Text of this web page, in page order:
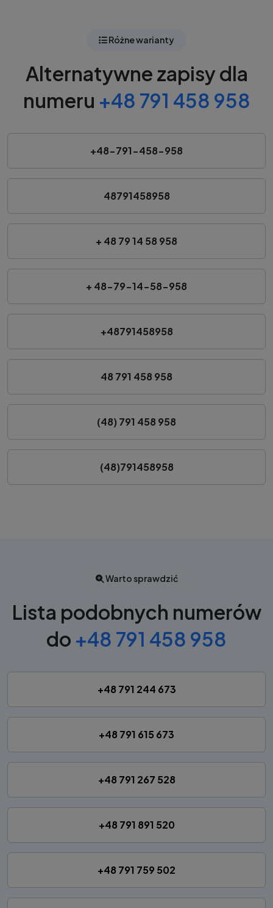
Różne warianty
Alternatywne zapisy dla
numeru +48 791 458 958
+48-791-458-958
48791458958
+ 48 79 14 58 958
+ 48-79-14-58-958
+48791458958
48 791 458 958
(48) 791 458 958
(48)791458958
Warto sprawdzić
Lista podobnych numerów
do +48 791 458 958
+48 791 244 673
+48 791 615 673
+48 791 267 528
+48 791 891 520
+48 791 759 502